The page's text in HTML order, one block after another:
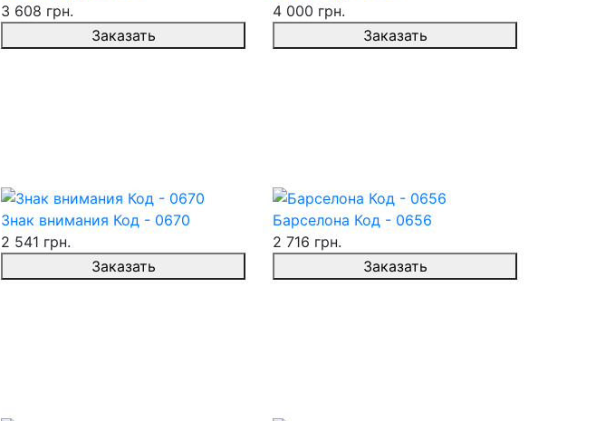
3 608 грн.
Заказать
4 000 грн.
Заказать
Знак внимания Код - 0670
2 541 грн.
Заказать
Барселона Код - 0656
2 716 грн.
Заказать